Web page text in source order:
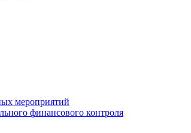
мероприятий
финансового контроля